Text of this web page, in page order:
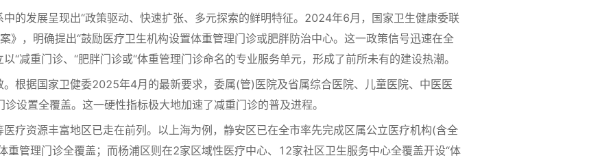
发展呈现出“政策驱动、快速扩张、多元探索的鲜明特征。2024年6月，国家卫生健康委联
》，明确提出“鼓励医疗卫生机构设置体重管理门诊或肥胖防治中心。这一政策信号迅速在全
“减重门诊、“肥胖门诊或“体重管理门诊命名的专业服务单元，形成了前所未有的建设热潮。
据国家卫健委2025年4月的最新要求，委属(管)医院及省属综合医院、儿童医院、中医医
设置全覆盖。这一硬性指标极大地加速了减重门诊的普及进程。
资源丰富地区已走在前列。以上海为例，静安区已在全市率先完成区属公立医疗机构(含全
重管理门诊全覆盖；而杨浦区则在2家区域性医疗中心、12家社区卫生服务中心全覆盖开设“体